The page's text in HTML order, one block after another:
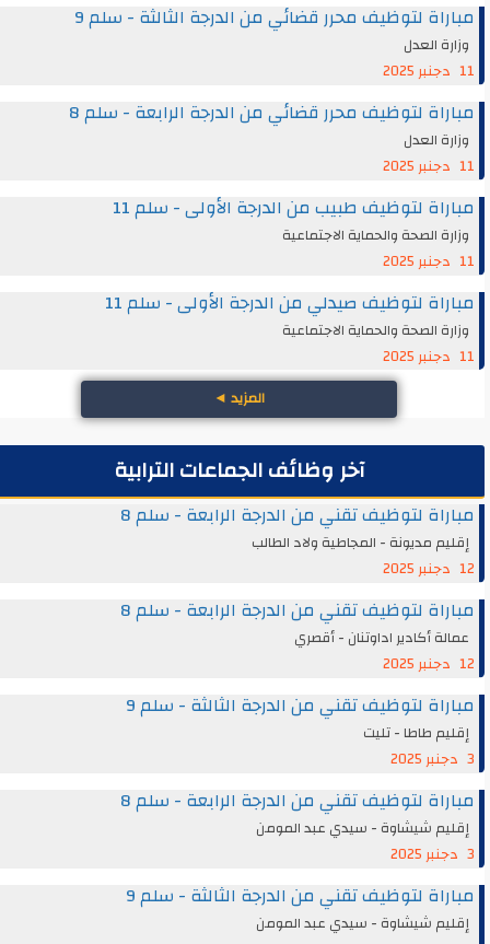
مباراة لتوظيف محرر قضائي من الدرجة الثالثة - سلم 9
وزارة العدل
11 دجنبر 2025
مباراة لتوظيف محرر قضائي من الدرجة الرابعة - سلم 8
وزارة العدل
11 دجنبر 2025
مباراة لتوظيف طبيب من الدرجة الأولى - سلم 11
وزارة الصحة والحماية الاجتماعية
11 دجنبر 2025
مباراة لتوظيف صيدلي من الدرجة الأولى - سلم 11
وزارة الصحة والحماية الاجتماعية
11 دجنبر 2025
المزيد◄
آخر وظائف الجماعات الترابية
مباراة لتوظيف تقني من الدرجة الرابعة - سلم 8
إقليم مديونة - المجاطية ولاد الطالب
12 دجنبر 2025
مباراة لتوظيف تقني من الدرجة الرابعة - سلم 8
عمالة أكادير اداوتنان - أقصري
12 دجنبر 2025
مباراة لتوظيف تقني من الدرجة الثالثة - سلم 9
إقليم طاطا - تليت
مباراة لتوظيف تقني من الدرجة الرابعة - سلم 8
إقليم شيشاوة - سيدي عبد المومن
مباراة لتوظيف تقني من الدرجة الثالثة - سلم 9
إقليم شيشاوة - سيدي عبد المومن